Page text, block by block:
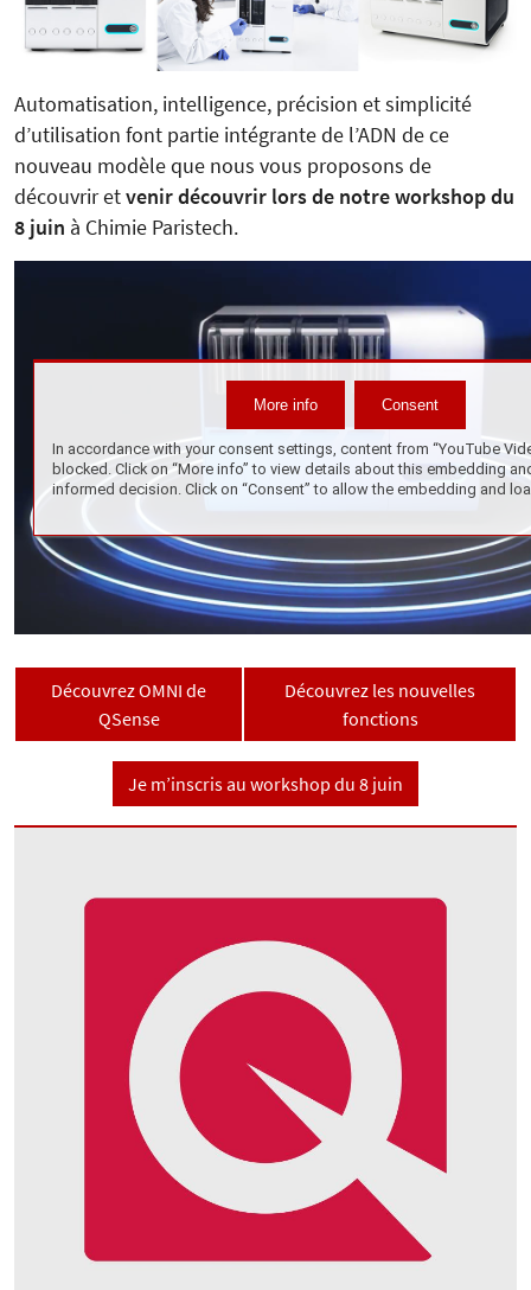
Automatisation, intelligence, précision et simplicité
d’utilisation font partie intégrante de l’ADN de ce
nouveau modèle que nous vous proposons de
découvrir etvenir découvrir lors de notre workshop du
8 juin à Chimie Paristech.
Découvrez OMNI de
QSense
Découvrez les nouvelles
fonctions
Je m’inscris au workshop du 8 juin